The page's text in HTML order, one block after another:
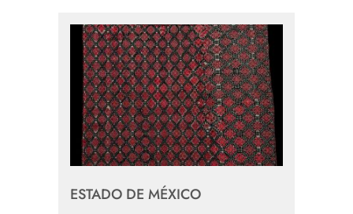
ESTADO DE MÉXICO